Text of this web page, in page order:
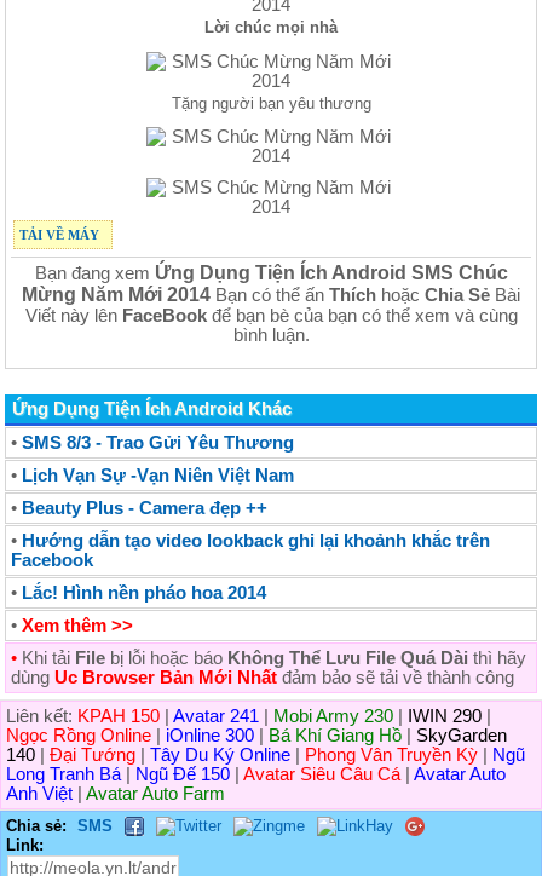
Lời chúc mọi nhà
Tặng người bạn yêu thương
TẢI VỀ MÁY
Bạn đang xem Ứng Dụng Tiện Ích Android SMS Chúc
Mừng Năm Mới 2014 Bạn có thể ấn Thích hoặc Chia Sẻ Bài
Viết này lên FaceBookđể bạn bè của bạn có thể xem và cùng
bình luận.
Ứng Dụng Tiện Ích Android Khác
• SMS 8/3 - Trao Gửi Yêu Thương
• Lịch Vạn Sự -Vạn Niên Việt Nam
• Beauty Plus - Camera đẹp ++
• Hướng dẫn tạo video lookback ghi lại khoảnh khắc trên
Facebook
• Lắc! Hình nền pháo hoa 2014
• Xem thêm >>
• Khi tải File bị lỗi hoặc báo Không Thể Lưu File Quá Dài thì hãy
dùng Uc Browser Bản Mới Nhất đảm bảo sẽ tải về thành công
Liên kết: KPAH 150 Avatar 241 Mobi Army 230 IWIN 290
Ngọc Rồng Online
iOnline 300 Bá Khí Giang Hồ
SkyGarden
140
Đại Tướng Tây Du Ký Online Phong Vân Truyền Kỳ
Ngũ
Long Tranh Bá
Ngũ Đế 150 Avatar Siêu Câu Cá
Avatar Auto
Anh Việt
Avatar Auto Farm
Chia sẻ:
SMS
Link: